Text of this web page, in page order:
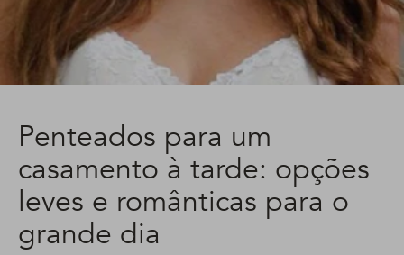
Penteados para um
casamento à tarde: opções
leves e românticas para o
grande dia